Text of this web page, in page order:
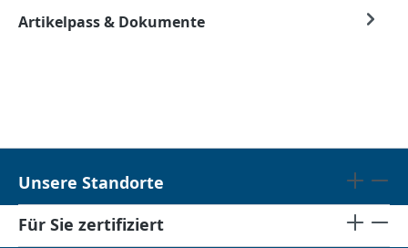
Artikelpass & Dokumente
Unsere Standorte
Für Sie zertifiziert